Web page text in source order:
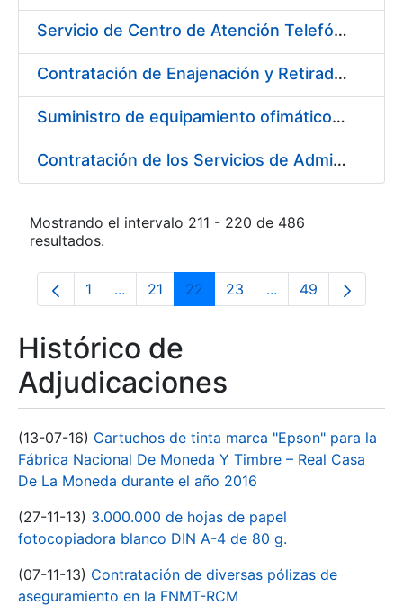
Servicio de Centro de Atención Telefónica/CAT (servicios CERES, DNI Electrónico, Revocación/Suspensión/Cancelación de Certificados, Devolución de Certificados y Servicio de Notificaciones Electrónicas–SNE) de FNMT-RCM
Contratación de Enajenación y Retirada de Residuos de PVC y Plásticos durante 2018
Suministro de equipamiento ofimático para la FNMT-RCM
Contratación de los Servicios de Administración, Soporte, Mantenimiento y Help Desk de la Infraestructura de la FNMT-RCM
Mostrando el intervalo 211 - 220 de 486
resultados.
Página
1 ...Páginas intermedias Use TAB para
Página
21 Página
22 Página
23 ...PáginasPágina
49
Histórico de
Adjudicaciones
(13-07-16) Cartuchos de tinta marca "Epson" para la
Fábrica Nacional De Moneda Y Timbre – Real Casa
De La Moneda durante el año 2016
(27-11-13) 3.000.000 de hojas de papel
fotocopiadora blanco DIN A-4 de 80 g.
(07-11-13) Contratación de diversas pólizas de
aseguramiento en la FNMT-RCM